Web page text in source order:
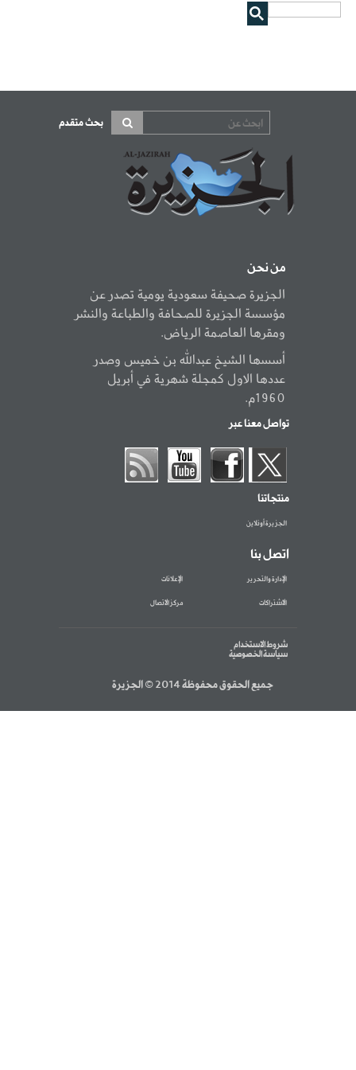
بحث متقدم
من نحن
الجزيرة صحيفة سعودية يومية تصدر عن
مؤسسة الجزيرة للصحافة والطباعة والنشر
ومقرها العاصمة الرياض.
أسسها الشيخ عبدالله بن خميس وصدر
عددها الاول كمجلة شهرية في أبريل
1960م.
تواصل معنا عبر
منتجاتنا
الجزيرة أونلاين
اتصل بنا
الإدارة والتحرير الإعلانات
الاشتراكات مركز الاتصال
شروط الاستخدام
سياسة الخصوصية
جميع الحقوق محفوظة 2014 © الجزيرة